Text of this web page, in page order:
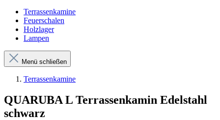
Terrassenkamine
Feuerschalen
Holzlager
Lampen
Menü schließen
Terrassenkamine
QUARUBA L Terrassenkamin Edelstahl
schwarz